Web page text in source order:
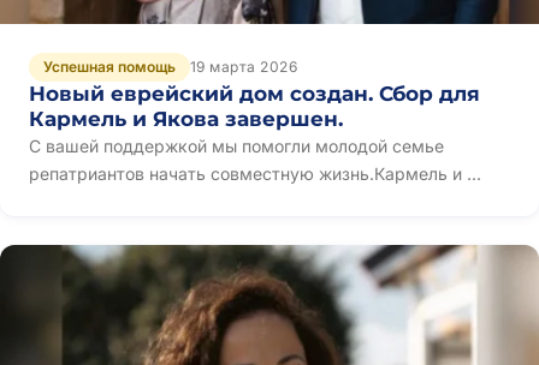
Успешная помощь 19 марта 2026
Новый еврейский дом создан. Сбор для
Кармель и Якова завершен.
С вашей поддержкой мы помогли молодой семье
репатриантов начать совместную жизнь.Кармель и ...